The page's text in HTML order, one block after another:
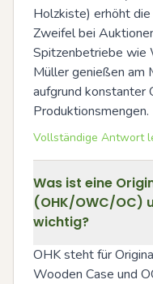
Holzkiste) erhöht
Zweifel bei
Spitzenbetriebe wie
Müller genießen am
aufgrund konstanter
Produktionsmengen.
Vollständige Antwort
Was ist eine
(OHK/OWC/OC)
wichtig?
OHK steht für
Wooden Case und